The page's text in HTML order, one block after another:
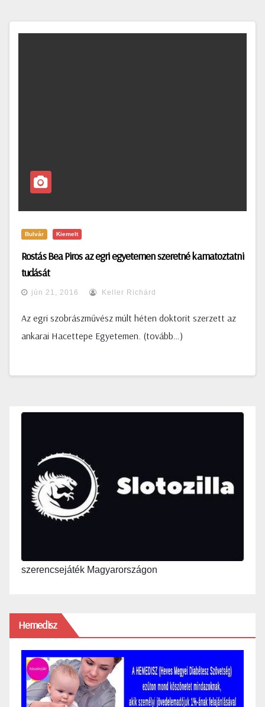
Bulvár Kiemelt
Rostás Bea Piros az egri egyetemen szeretné kamatoztatni
tudását
jún 21, 2016 Keller Richárd
Az egri szobrászművész múlt héten doktorit szerzett az
ankarai Hacettepe Egyetemen. (tovább…)
szerencsejáték Magyarországon
Hemedisz